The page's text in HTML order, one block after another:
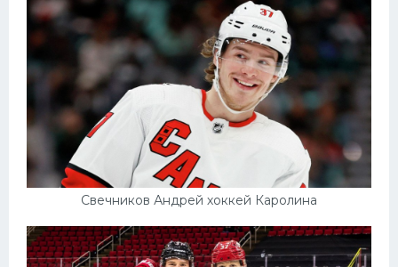
Свечников Андрей хоккей Каролина